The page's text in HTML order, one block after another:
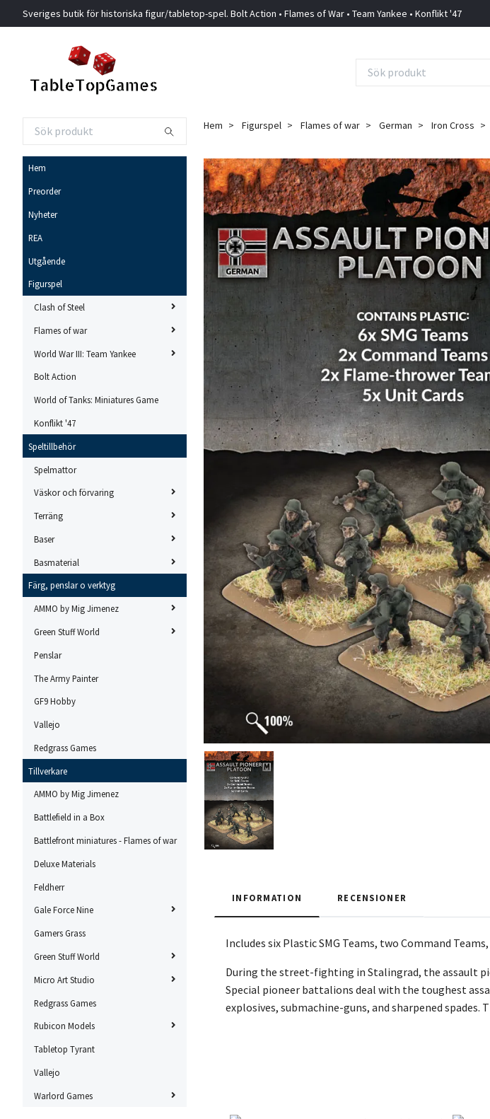
Sveriges butik för historiska figur/tabletop-spel. Bolt Action • Flames of War • Team Yankee • Konflikt '47
Hem
Preorder
Nyheter
REA
Utgående
Figurspel
Clash of Steel
Flames of war
World War III: Team Yankee
Bolt Action
World of Tanks: Miniatures Game
Konflikt '47
Speltillbehör
Spelmattor
Väskor och förvaring
Terräng
Baser
Basmaterial
Färg, penslar o verktyg
AMMO by Mig Jimenez
Green Stuff World
Penslar
The Army Painter
GF9 Hobby
Vallejo
Redgrass Games
Tillverkare
AMMO by Mig Jimenez
Battlefield in a Box
Battlefront miniatures - Flames of war
Deluxe Materials
Feldherr
Gale Force Nine
Gamers Grass
Green Stuff World
Micro Art Studio
Redgrass Games
Rubicon Models
Tabletop Tyrant
Vallejo
Warlord Games
Hem Figurspel Flames of war German Iron Cross
INFORMATION RECENSIONER
Includes six Plastic SMG Teams, two Command
During the street-fighting in Stalingrad, the assault
Special pioneer battalions deal with the toughest
explosives, submachine-guns, and sharpened